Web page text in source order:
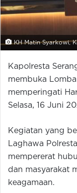
KH Matin Syarkowi,
Kapolresta
membuka
memperingati
Selasa, 16 Juni
Kegiatan yang
Laghawa
mempererat
dan masyarakat
keagamaan.